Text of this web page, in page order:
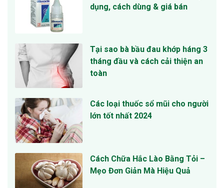
dụng, cách dùng & giá bán
Tại sao bà bầu đau khớp háng 3
tháng đầu và cách cải thiện an
toàn
Các loại thuốc sổ mũi cho người
lớn tốt nhất 2024
Cách Chữa Hắc Lào Bằng Tỏi –
Mẹo Đơn Giản Mà Hiệu Quả